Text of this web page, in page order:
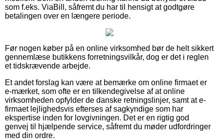
som f.eks. ViaBill, såfremt du har til hensigt at godtgøre
betalingen over en længere periode.
Før nogen køber på en online virksomhed bør de helt sikkert
gennemlæse butikkens forretningsvilkår, dog er det i reglen
et tidskrævende arbejde.
Et andet forslag kan være at bemærke om online firmaet er
e-mærket, som ofte er en tilkendegivelse af at online
virksomheden opfylder de danske retningslinjer, samt at e-
firmaet lejlighedsvis efterses af sagkyndige som har
ekspertise inden for lovgivningen. Det er en rigtig god
genvej til hjælpende service, såfremt du møder udfordringer
med din ordre.